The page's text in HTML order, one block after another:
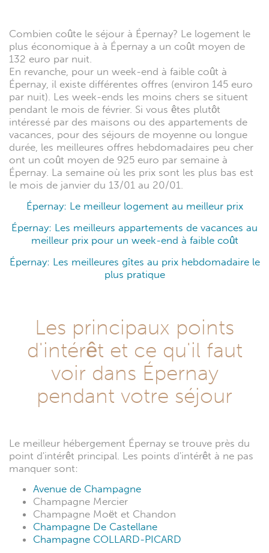
Combien coûte le séjour à Épernay? Le logement le
plus économique à à Épernay a un coût moyen de
132 euro par nuit.
En revanche, pour un week-end à faible coût à
Épernay, il existe différentes offres (environ 145 euro
par nuit). Les week-ends les moins chers se situent
pendant le mois de février. Si vous êtes plutôt
intéressé par des maisons ou des appartements de
vacances, pour des séjours de moyenne ou longue
durée, les meilleures offres hebdomadaires peu cher
ont un coût moyen de 925 euro par semaine à
Épernay. La semaine où les prix sont les plus bas est
le mois de janvier du 13/01 au 20/01.
Épernay: Le meilleur logement au meilleur prix
Épernay: Les meilleurs appartements de vacances au
meilleur prix pour un week-end à faible coût
Épernay: Les meilleures gîtes au prix hebdomadaire le
plus pratique
Les principaux points
d'intérêt et ce qu'il faut
voir dans Épernay
pendant votre séjour
Le meilleur hébergement Épernay se trouve près du
point d'intérêt principal. Les points d'intérêt à ne pas
manquer sont:
Avenue de Champagne
Champagne Mercier
Champagne Moët et Chandon
Champagne De Castellane
Champagne COLLARD-PICARD